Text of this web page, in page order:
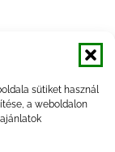
sütiket használ
a weboldalon
és ipari